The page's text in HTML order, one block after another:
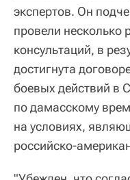
экспертов. Он
провели несколько
консультаций, в
достигнута
боевых действий в
по дамасскому
на условиях,
российско-